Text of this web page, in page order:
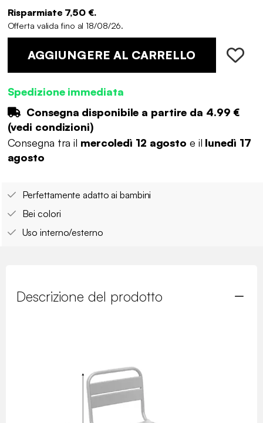
Risparmiate 7,50 €.
Offerta valida fino al 18/08/26.
AGGIUNGERE AL CARRELLO
Spedizione immediata
Consegna disponibile a partire da 4.99 €
(vedi condizioni)
Consegna tra il mercoledì 12 agosto e il lunedì 17
agosto
Perfettamente adatto ai bambini
Bei colori
Uso interno/esterno
Descrizione del prodotto